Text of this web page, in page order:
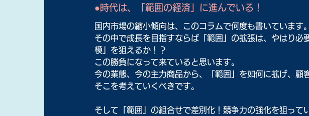
●時代は、「範囲の経済」に進んでいる！
国内市場の縮小傾向は、このコラムで何度も書いています。
その中で成長を目指すならば「範囲」の拡張は、やはり
模」を狙えるか！？
この勝負になって来ていると思います。
今の業態、今の主力商品から、「範囲」を如何に拡げ、顧
そこを考えていくべきです。
そして「範囲」の組合せで差別化！競争力の強化を狙って